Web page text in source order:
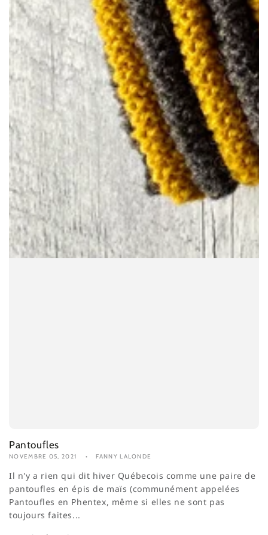
Pantoufles
NOVEMBRE 05, 2021 FANNY LALONDE
Il n'y a rien qui dit hiver Québecois comme une paire de
pantoufles en épis de maïs (communément appelées
Pantoufles en Phentex, même si elles ne sont pas
toujours faites...